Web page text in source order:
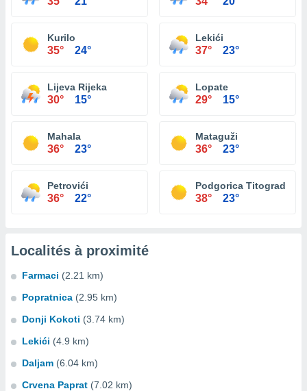
Kurilo
35° 24°
Lekići
37° 23°
Lijeva Rijeka
30° 15°
Lopate
29° 15°
Mahala
36° 23°
Mataguži
36° 23°
Petrovići
36° 22°
Podgorica Titograd
38° 23°
Localités à proximité
Farmaci (2.21 km)
Popratnica (2.95 km)
Donji Kokoti (3.74 km)
Lekići (4.9 km)
Daljam (6.04 km)
Crvena Paprat (7.02 km)